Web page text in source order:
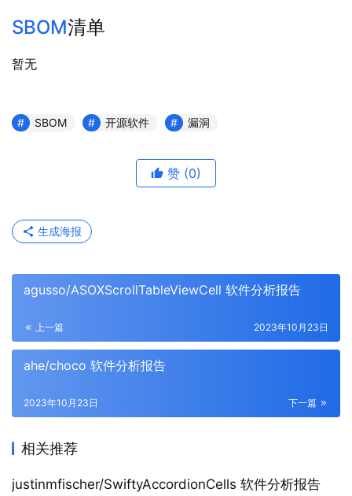
SBOM清单
暂无
SBOM 开源软件 漏洞
赞 (0)
生成海报
agusso/ASOXScrollTableViewCell 软件分析报告
上一篇 2023年10月23日
ahe/choco 软件分析报告
下一篇
2023年10月23日
相关推荐
justinmfischer/SwiftyAccordionCells 软件分析报告